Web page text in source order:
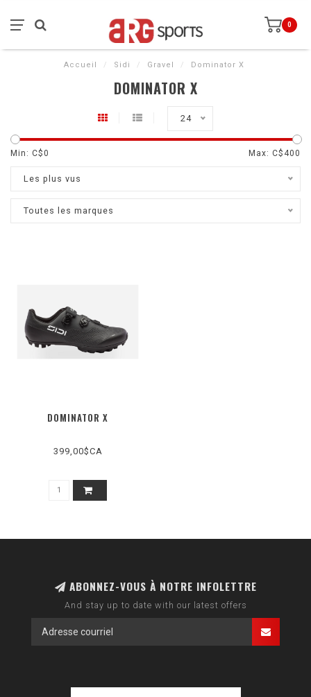
0
Accueil / Sidi / Gravel / Dominator X
DOMINATOR X
24
Min: C$0 Max: C$ 400
Les plus vus
Toutes les marques
DOMINATOR X
399,00$CA
ABONNEZ-VOUS À NOTRE INFOLETTRE
And stay up to date with our latest offers